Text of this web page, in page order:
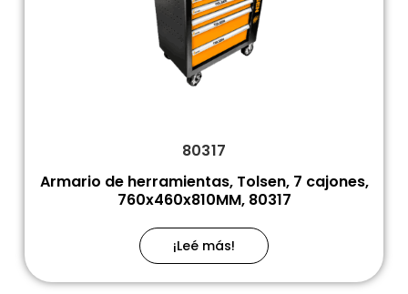
80317
Armario de herramientas, Tolsen, 7 cajones,
760x460x810MM, 80317
¡Leé más!